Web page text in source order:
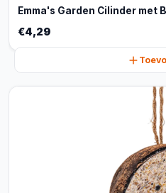
Emma's Garden Cilinder met
€4,29